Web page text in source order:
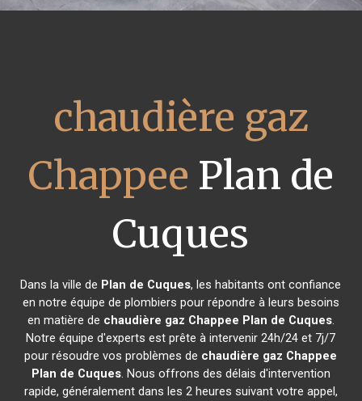
chaudière gaz
Chappee Plan de
Cuques
Dans la ville de Plan de Cuques, les habitants ont confiance
en notre équipe de plombiers pour répondre à leurs besoins
en matière de chaudière gaz Chappee Plan de Cuques.
Notre équipe d'experts est prête à intervenir 24h/24 et 7j/7
pour résoudre vos problèmes de chaudière gaz Chappee
Plan de Cuques. Nous offrons des délais d'intervention
rapide, généralement dans les 2 heures suivant votre appel,